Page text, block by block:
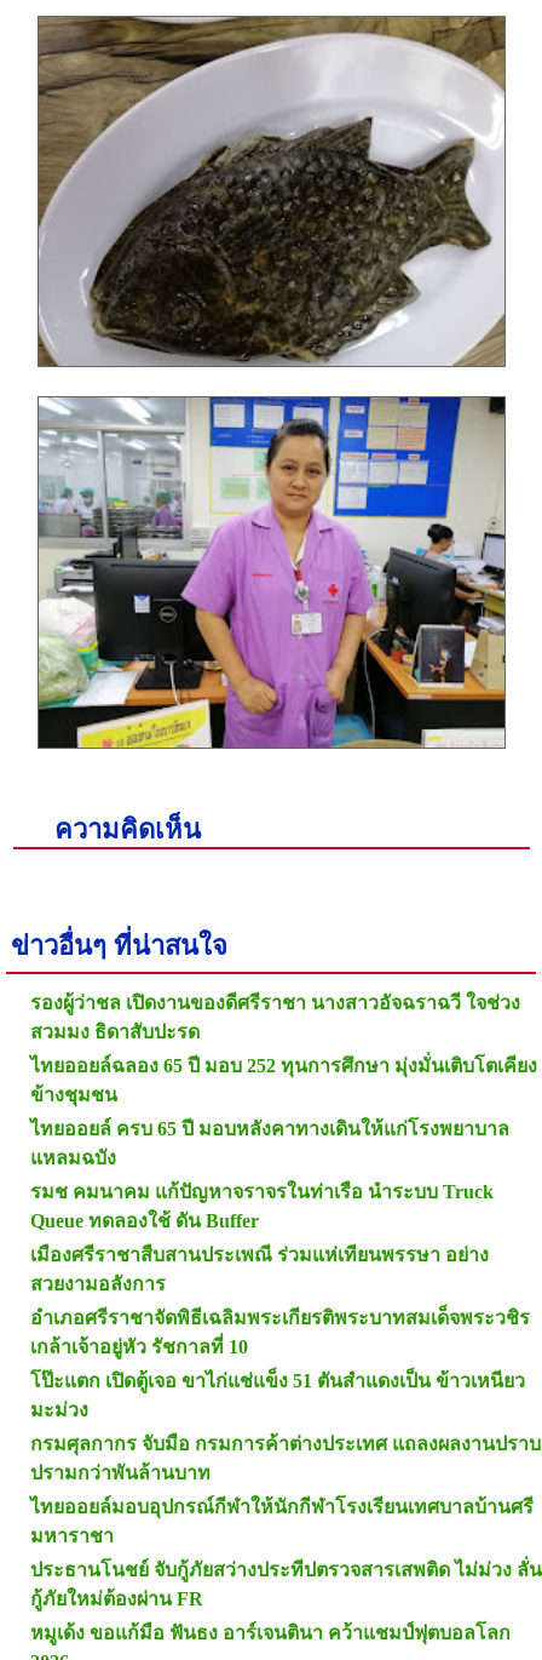
ความคิดเห็น
ข่าวอื่นๆ ที่น่าสนใจ
รองผู้ว่าชล เปิดงานของดีศรีราชา นางสาวอัจฉราฉวี ใจช่วง
สวมมง ธิดาสับปะรด
ไทยออยล์ฉลอง 65 ปี มอบ 252 ทุนการศึกษา มุ่งมั่นเติบโตเคียง
ข้างชุมชน
ไทยออยล์ ครบ 65 ปี มอบหลังคาทางเดินให้แก่โรงพยาบาล
แหลมฉบัง
รมช คมนาคม แก้ปัญหาจราจรในท่าเรือ นำระบบ Truck
Queue ทดลองใช้ ดัน Buffer
เมืองศรีราชาสืบสานประเพณี ร่วมแห่เทียนพรรษา อย่าง
สวยงามอลังการ
อำเภอศรีราชาจัดพิธีเฉลิมพระเกียรติพระบาทสมเด็จพระวชิร
เกล้าเจ้าอยู่หัว รัชกาลที่ 10
โป๊ะแตก เปิดตู้เจอ ขาไก่แช่แข็ง 51 ตันสำแดงเป็น ข้าวเหนียว
มะม่วง
กรมศุลกากร จับมือ กรมการค้าต่างประเทศ แถลงผลงานปราบ
ปรามกว่าพันล้านบาท
ไทยออยล์มอบอุปกรณ์กีฬาให้นักกีฬาโรงเรียนเทศบาลบ้านศรี
มหาราชา
ประธานโนชย์ จับกู้ภัยสว่างประทีปตรวจสารเสพติด ไม่ม่วง ลั่น
กู้ภัยใหม่ต้องผ่าน FR
หมูเด้ง ขอแก้มือ ฟันธง อาร์เจนตินา คว้าแชมป์ฟุตบอลโลก